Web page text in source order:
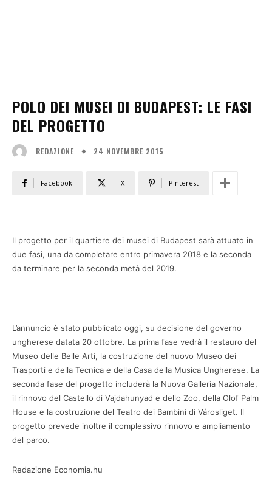
POLO DEI MUSEI DI BUDAPEST: LE FASI
DEL PROGETTO
REDAZIONE 24 NOVEMBRE 2015
Facebook X Pinterest
Il progetto per il quartiere dei musei di Budapest sarà attuato in
due fasi, una da completare entro primavera 2018 e la seconda
da terminare per la seconda metà del 2019.
L’annuncio è stato pubblicato oggi, su decisione del governo
ungherese datata 20 ottobre. La prima fase vedrà il restauro del
Museo delle Belle Arti, la costruzione del nuovo Museo dei
Trasporti e della Tecnica e della Casa della Musica Ungherese. La
seconda fase del progetto includerà la Nuova Galleria Nazionale,
il rinnovo del Castello di Vajdahunyad e dello Zoo, della Olof Palm
House e la costruzione del Teatro dei Bambini di Városliget. Il
progetto prevede inoltre il complessivo rinnovo e ampliamento
del parco.
Redazione Economia.hu